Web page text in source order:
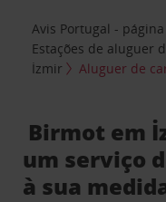
Avis Portugal -
Estações de aluguer
İzmir
Aluguer de
Birmot em
um serviço
à sua